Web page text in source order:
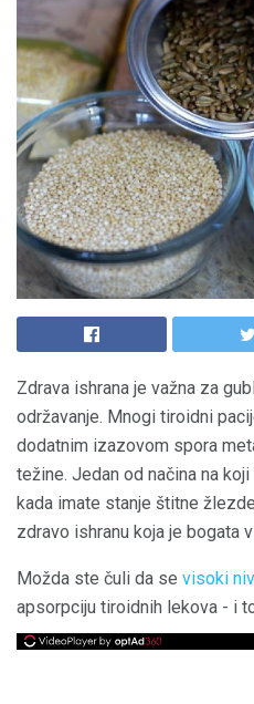
Zdrava ishrana je važna za
održavanje. Mnogi tiroidni
dodatnim izazovom spora
težine. Jedan od načina na
kada imate stanje štitne
zdravo ishranu koja je bogata
Možda ste čuli da se visoki
apsorpciju tiroidnih lekova - i